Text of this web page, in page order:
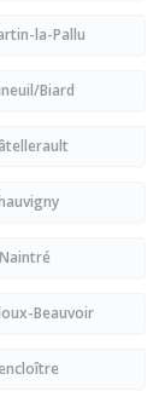
la-Pallu
Biard
Naintré
Beauvoir